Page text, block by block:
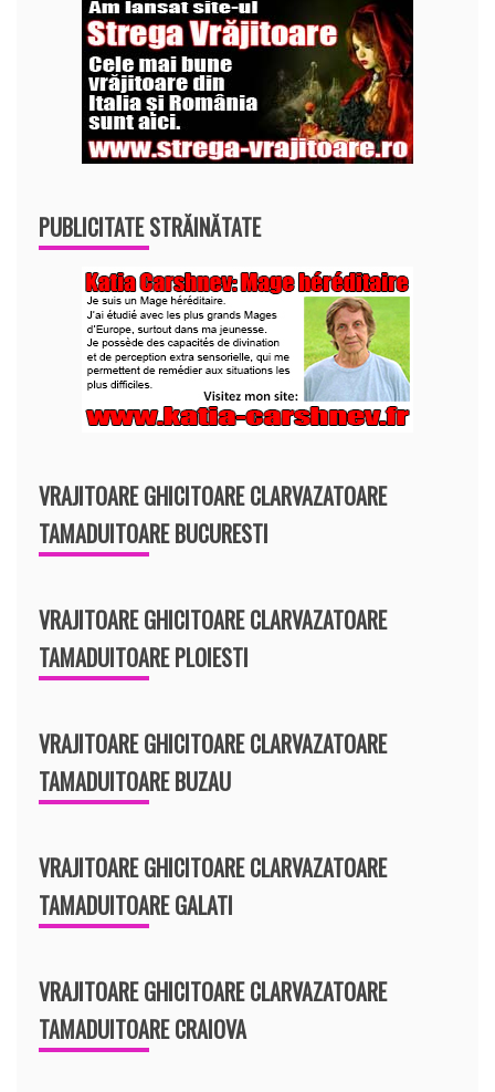
PUBLICITATE STRĂINĂTATE
VRAJITOARE GHICITOARE CLARVAZATOARE
TAMADUITOARE BUCURESTI
VRAJITOARE GHICITOARE CLARVAZATOARE
TAMADUITOARE PLOIESTI
VRAJITOARE GHICITOARE CLARVAZATOARE
TAMADUITOARE BUZAU
VRAJITOARE GHICITOARE CLARVAZATOARE
TAMADUITOARE GALATI
VRAJITOARE GHICITOARE CLARVAZATOARE
TAMADUITOARE CRAIOVA